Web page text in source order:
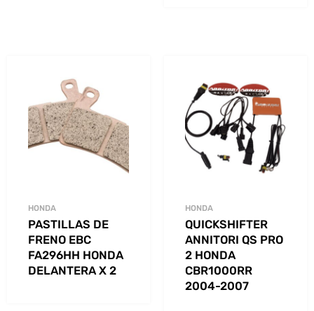
HONDA
PASTILLAS DE
FRENO EBC
FA296HH HONDA
DELANTERA X 2
HONDA
QUICKSHIFTER
ANNITORI QS PRO
2 HONDA
CBR1000RR
2004-2007